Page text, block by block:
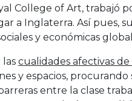
College of Art, trabajó
a Inglaterra. Así pues,
y económicas
cualidades afectivas
y espacios,
entre la clase